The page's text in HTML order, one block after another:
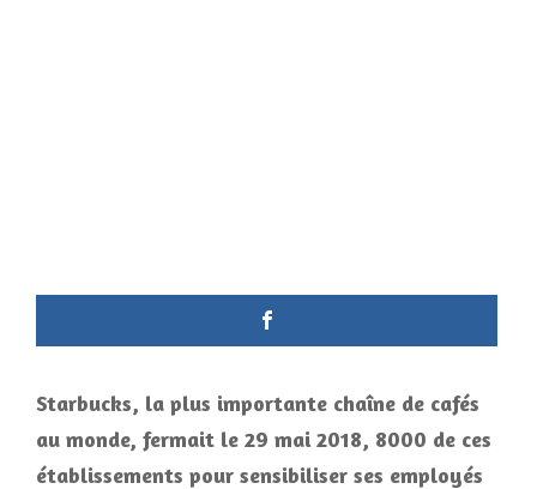
Starbucks, la plus importante chaîne de cafés
au monde, fermait le 29 mai 2018, 8000 de ces
établissements pour sensibiliser ses employés